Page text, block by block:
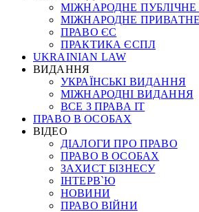
МІЖНАРОДНЕ ПУБЛІЧНЕ
МІЖНАРОДНЕ
ПРАВО ЄС
ПРАКТИКА ЄСПЛ
UKRAINIAN LAW
ВИДАННЯ
УКРАЇНСЬКІ ВИДАННЯ
МІЖНАРОДНІ ВИДАННЯ
ВСЕ З ПРАВА ІТ
ПРАВО В ОСОБАХ
ВІДЕО
ДІАЛОГИ ПРО ПРАВО
ПРАВО В ОСОБАХ
ЗАХИСТ БІЗНЕСУ
ІНТЕРВ`Ю
НОВИНИ
ПРАВО ВІЙНИ